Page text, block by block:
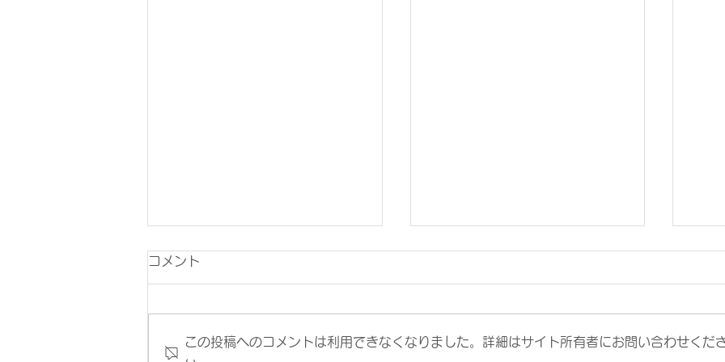
コメント
この投稿へのコメントは利用できなくなりました。詳細はサイト所有者にお問い合わせくだ